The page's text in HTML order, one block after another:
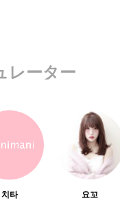
レーター
치타 요꼬